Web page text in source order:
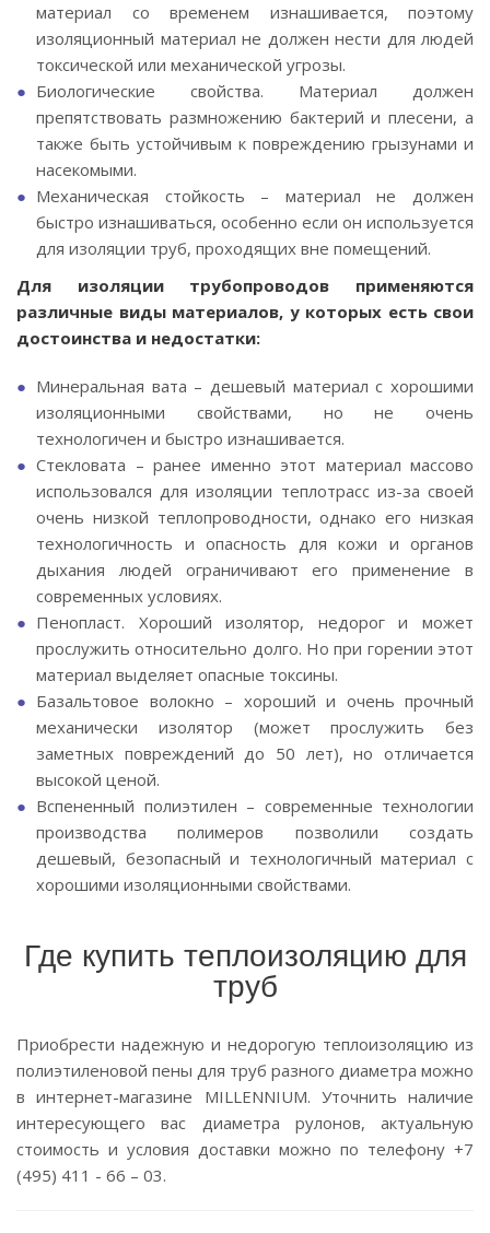
материал со временем изнашивается, поэтому
изоляционный материал не должен нести для людей
токсической или механической угрозы.
Биологические свойства. Материал должен
препятствовать размножению бактерий и плесени, а
также быть устойчивым к повреждению грызунами и
насекомыми.
Механическая стойкость – материал не должен
быстро изнашиваться, особенно если он используется
для изоляции труб, проходящих вне помещений.
Для изоляции трубопроводов применяются
различные виды материалов, у которых есть свои
достоинства и недостатки:
Минеральная вата – дешевый материал с хорошими
изоляционными свойствами, но не очень
технологичен и быстро изнашивается.
Стекловата – ранее именно этот материал массово
использовался для изоляции теплотрасс из-за своей
очень низкой теплопроводности, однако его низкая
технологичность и опасность для кожи и органов
дыхания людей ограничивают его применение в
современных условиях.
Пенопласт. Хороший изолятор, недорог и может
прослужить относительно долго. Но при горении этот
материал выделяет опасные токсины.
Базальтовое волокно – хороший и очень прочный
механически изолятор (может прослужить без
заметных повреждений до 50 лет), но отличается
высокой ценой.
Вспененный полиэтилен – современные технологии
производства полимеров позволили создать
дешевый, безопасный и технологичный материал с
хорошими изоляционными свойствами.
Где купить теплоизоляцию для
труб
Приобрести надежную и недорогую теплоизоляцию из
полиэтиленовой пены для труб разного диаметра можно
в интернет-магазине MILLENNIUM. Уточнить наличие
интересующего вас диаметра рулонов, актуальную
стоимость и условия доставки можно по телефону +7
(495) 411 - 66 – 03.